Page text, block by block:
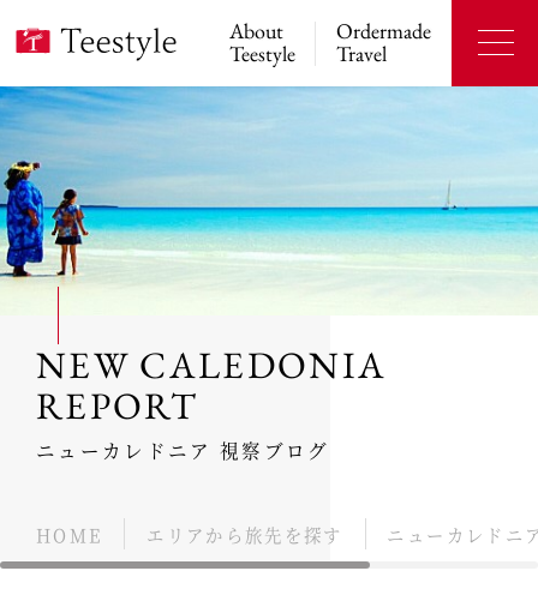
About
Teestyle
Ordermade
Travel
NEW CALEDONIA
REPORT
ニューカレドニア 視察ブログ
HOME エリアから旅先を探す ニューカレドニ